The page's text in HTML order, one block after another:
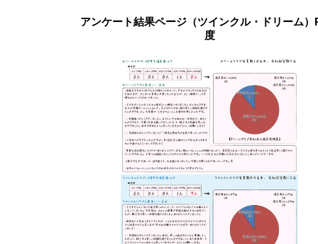
アンケート結果ページ（ツインクル・ドリーム）
度